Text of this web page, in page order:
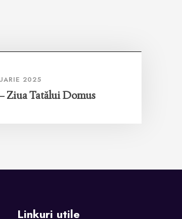
2025
Ziua Tatălui Domus
Linkuri utile